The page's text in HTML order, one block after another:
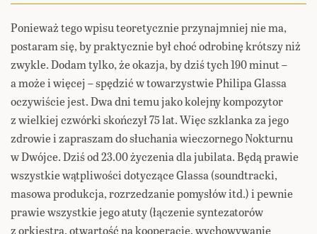
Ponieważ tego wpisu teoretycznie przynajmniej nie ma,
postaram się, by praktycznie był choć odrobinę krótszy niż
zwykle. Dodam tylko, że okazja, by dziś tych 190 minut –
a może i więcej – spędzić w towarzystwie Philipa Glassa
oczywiście jest. Dwa dni temu jako kolejny kompozytor
z wielkiej czwórki skończył 75 lat. Więc szklanka za jego
zdrowie i zapraszam do słuchania wieczornego Nokturnu
w Dwójce. Dziś od 23.00 życzenia dla jubilata. Będą prawie
wszystkie wątpliwości dotyczące Glassa (soundtracki,
masowa produkcja, rozrzedzanie pomysłów itd.) i pewnie
prawie wszystkie jego atuty (łączenie syntezatorów
z orkiestrą, otwartość na kooperacje, wychowywanie